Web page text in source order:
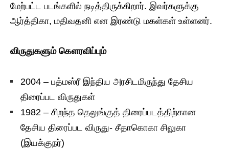
மேற்பட்ட படங்களில் நடித்திருக்கிறார். இவர்களுக்கு
ஆர்த்திகா, மதிவதனி என இரண்டு மகள்கள் உள்ளனர்.
விருதுகளும் கௌரவிப்பும்
2004 – பத்மஸ்ரீ இந்திய அரசிடமிருந்து தேசிய
திரைப்பட விருதுகள்
1982 – சிறந்த தெலுங்குத் திரைப்படத்திற்கான
தேசிய திரைப்பட விருது- சீதாகொகா சிலுகா
(இயக்குநர்)